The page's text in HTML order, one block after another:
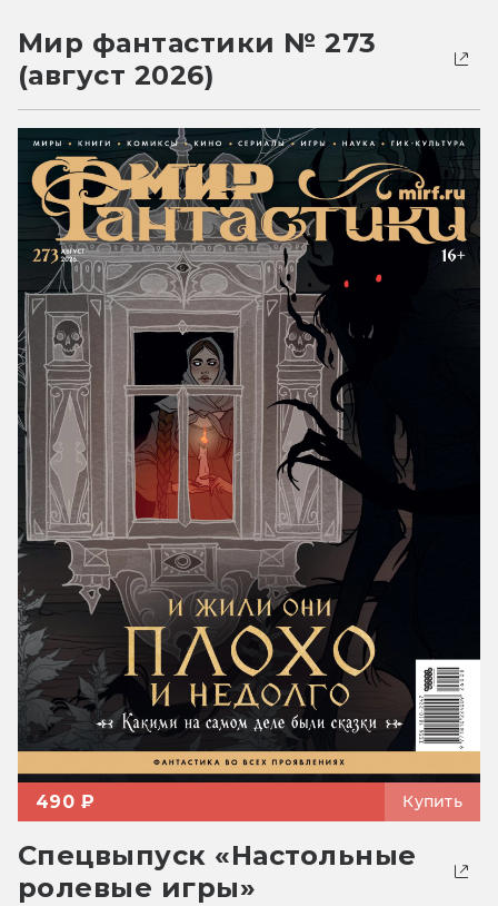
Мир фантастики № 273
(август 2026)
490 ₽ Купить
Спецвыпуск «Настольные
ролевые игры»